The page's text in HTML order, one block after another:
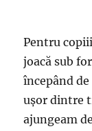
Pentru
joacă sub
începând
ușor dintre
ajungeam